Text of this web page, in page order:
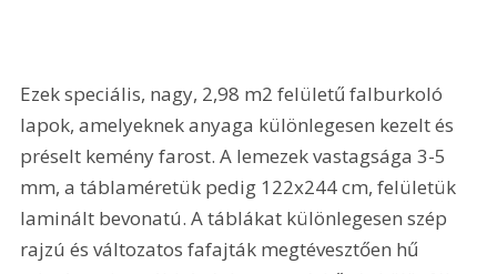
Ezek speciális, nagy, 2,98 m2 felületű falburkoló
lapok, amelyeknek anyaga különlegesen kezelt és
préselt kemény farost. A lemezek vastagsága 3-5
mm, a táblaméretük pedig 122x244 cm, felületük
laminált bevonatú. A táblákat különlegesen szép
rajzú és változatos fafajták megtévesztően hű